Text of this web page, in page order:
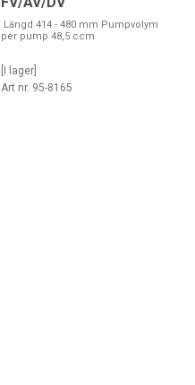
Längd 414 - 480 mm Pumpvolym
per pump 48,5 ccm
[I lager]
Art nr. 95-8165